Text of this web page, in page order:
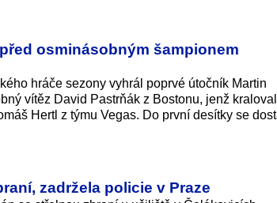
osminásobným šampionem
hráče sezony vyhrál poprvé útočník Martin
vítěz David Pastrňák z Bostonu, jenž kraloval
Hertl z týmu Vegas. Do první desítky se
zadržela policie v Praze